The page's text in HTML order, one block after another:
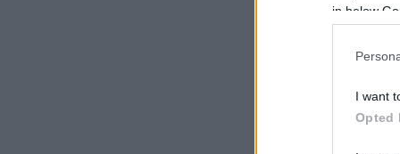
in below
I want
Opted